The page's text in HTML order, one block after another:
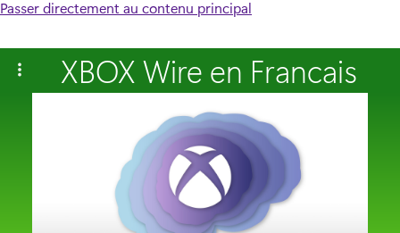
Passer directement au contenu principal
XBOX Wire en Francais